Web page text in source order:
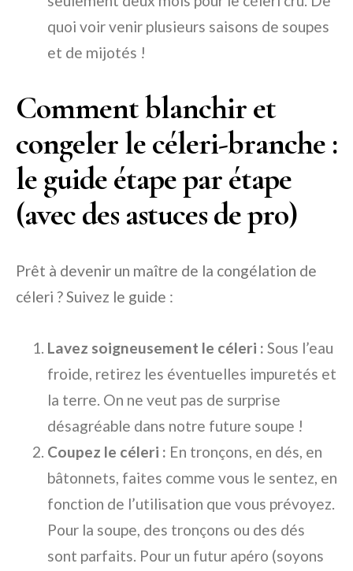
quoi voir venir plusieurs saisons de soupes
et de mijotés !
Comment blanchir et
congeler le céleri-branche :
le guide étape par étape
(avec des astuces de pro)
Prêt à devenir un maître de la congélation de
céleri ? Suivez le guide :
Lavez soigneusement le céleri : Sous l’eau
froide, retirez les éventuelles impuretés et
la terre. On ne veut pas de surprise
désagréable dans notre future soupe !
Coupez le céleri : En tronçons, en dés, en
bâtonnets, faites comme vous le sentez, en
fonction de l’utilisation que vous prévoyez.
Pour la soupe, des tronçons ou des dés
sont parfaits. Pour un futur apéro (soyons